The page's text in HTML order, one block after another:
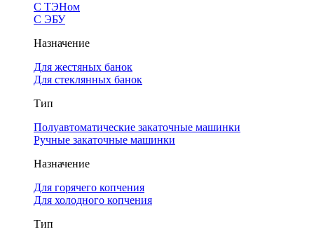
С ТЭНом
С ЭБУ
Назначение
Для жестяных банок
Для стеклянных банок
Тип
Полуавтоматические закаточные машинки
Ручные закаточные машинки
Назначение
Для горячего копчения
Для холодного копчения
Тип